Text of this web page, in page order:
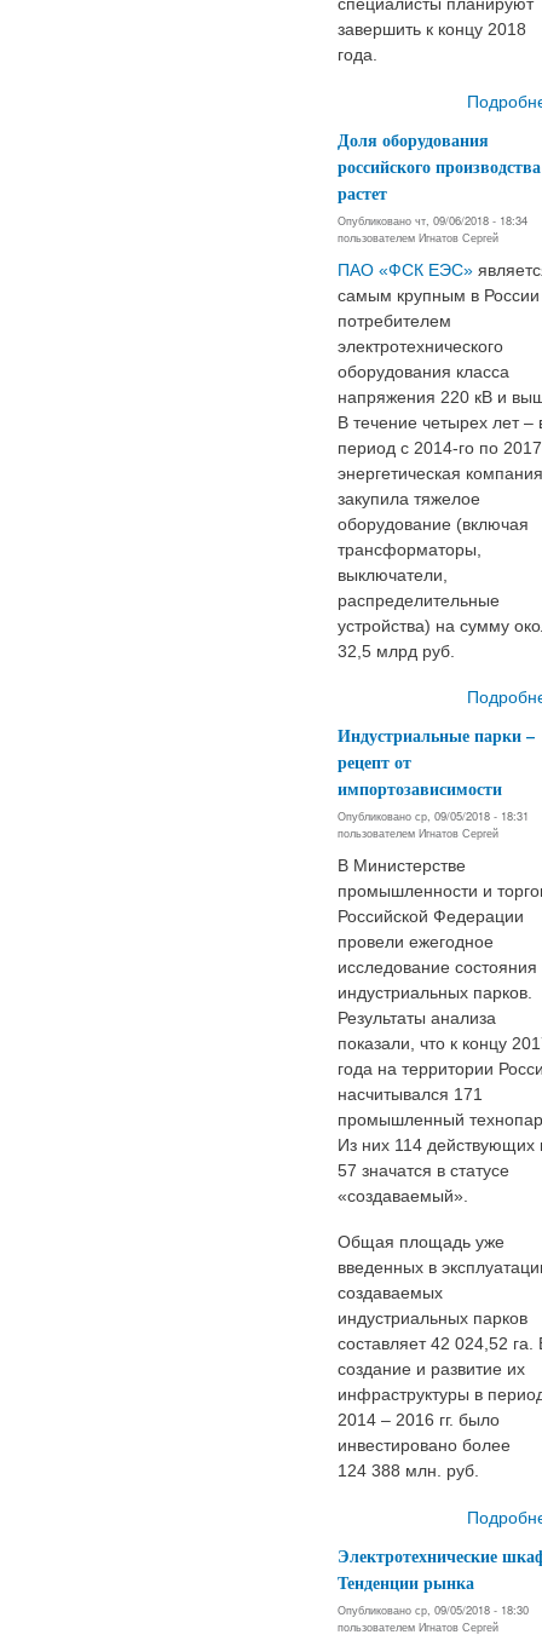
завершить к концу 2018
года.
Доля оборудования
российского производства
растет
Опубликовано чт, 09/06/2018 - 18:34
пользователем Игнатов Сергей
ПАО «ФСК ЕЭС»
самым крупным в России
потребителем
электротехнического
оборудования класса
напряжения 220 кВ и
В течение четырех лет –
период с 2014-го по 2017
энергетическая компания
закупила тяжелое
оборудование (включая
трансформаторы,
выключатели,
распределительные
устройства) на сумму
32,5 млрд руб.
Индустриальные парки –
рецепт от
импортозависимости
Опубликовано ср, 09/05/2018 - 18:31
пользователем Игнатов Сергей
В Министерстве
промышленности и
Российской Федерации
провели ежегодное
исследование состояния
индустриальных парков.
Результаты анализа
показали, что к концу
года на территории
насчитывался 171
промышленный
Из них 114 действующих
57 значатся в статусе
«создаваемый».
Общая площадь уже
введенных в
создаваемых
индустриальных парков
составляет 42 024,52 га.
создание и развитие их
инфраструктуры в
2014 – 2016 гг. было
инвестировано более
124 388 млн. руб.
Электротехнические
Тенденции рынка
Опубликовано ср, 09/05/2018 - 18:30
пользователем Игнатов Сергей